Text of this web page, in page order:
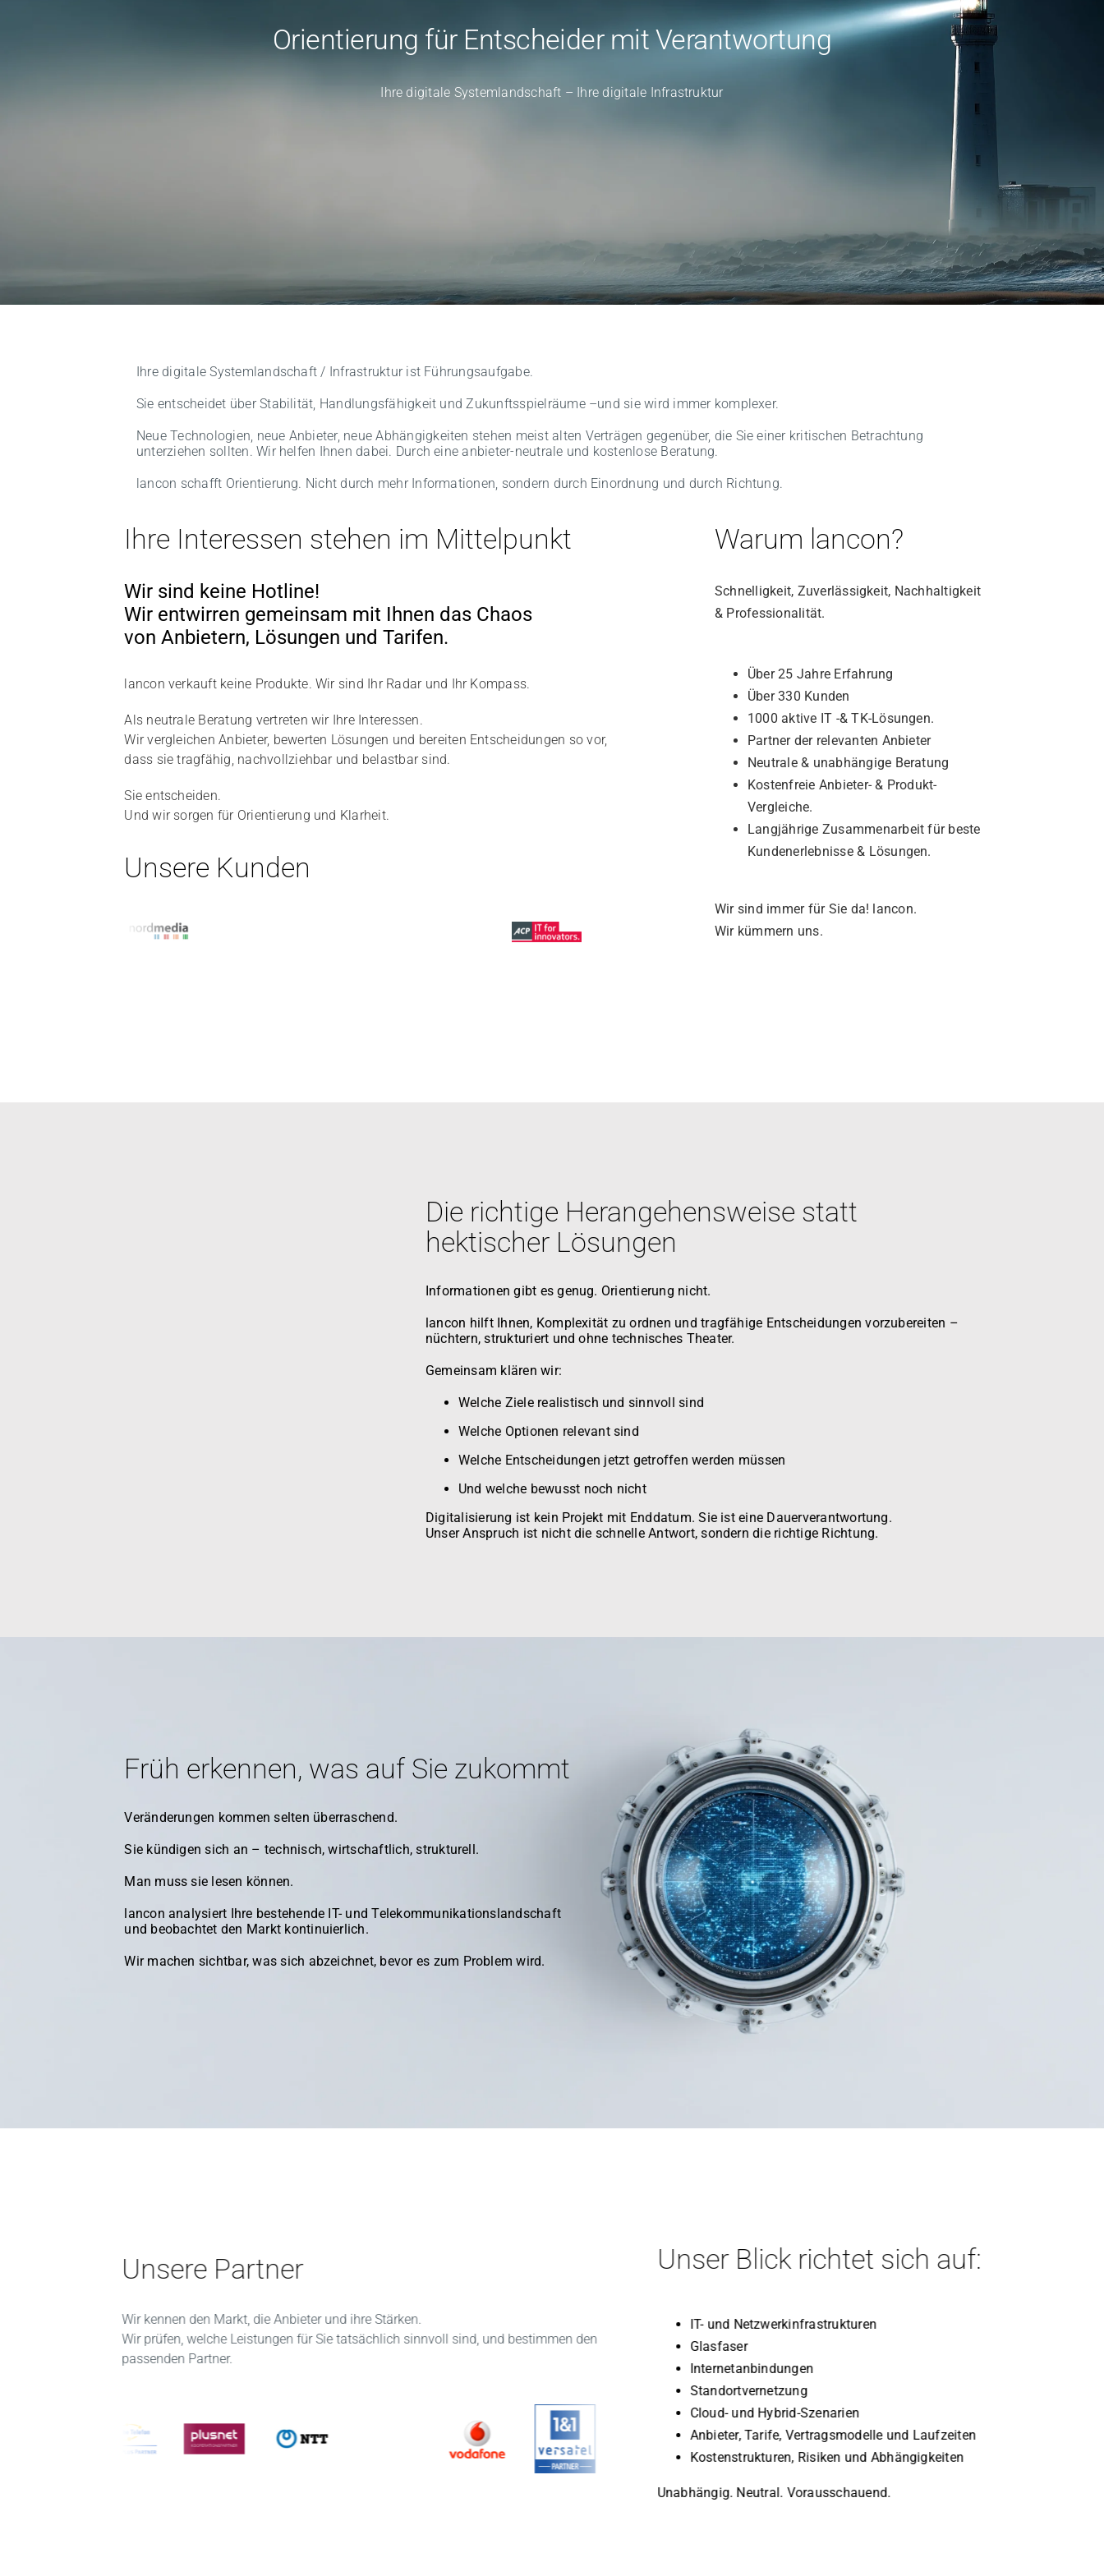
Orientierung für Entscheider mit Verantwortung
Ihre digitale Systemlandschaft – Ihre digitale Infrastruktur
Ihre digitale Systemlandschaft / Infrastruktur ist Führungsaufgabe.
Sie entscheidet über Stabilität, Handlungsfähigkeit und Zukunftsspielräume –und sie wird immer komplexer.
Neue Technologien, neue Anbieter, neue Abhängigkeiten stehen meist alten Verträgen gegenüber, die Sie einer kritischen Betrachtung
unterziehen sollten. Wir helfen Ihnen dabei. Durch eine anbieter-neutrale und kostenlose Beratung.
lancon schafft Orientierung. Nicht durch mehr Informationen, sondern durch Einordnung und durch Richtung.
Ihre Interessen stehen im Mittelpunkt
Wir sind keine Hotline!
Wir entwirren gemeinsam mit Ihnen das Chaos
von Anbietern, Lösungen und Tarifen.
lancon verkauft keine Produkte. Wir sind Ihr Radar und Ihr Kompass.
Als neutrale Beratung vertreten wir Ihre Interessen.
Wir vergleichen Anbieter, bewerten Lösungen und bereiten Entscheidungen so vor,
dass sie tragfähig, nachvollziehbar und belastbar sind.
Sie entscheiden.
Und wir sorgen für Orientierung und Klarheit.
Unsere Kunden
Warum lancon?
Schnelligkeit, Zuverlässigkeit, Nachhaltigkeit
& Professionalität.
Über 25 Jahre Erfahrung
Über 330 Kunden
1000 aktive IT -& TK-Lösungen.
Partner der relevanten Anbieter
Neutrale & unabhängige Beratung
Kostenfreie Anbieter- & Produkt-
Vergleiche.
Langjährige Zusammenarbeit für beste
Kundenerlebnisse & Lösungen.
Wir sind immer für Sie da! lancon.
Wir kümmern uns.
Die richtige Herangehensweise statt
hektischer Lösungen
Informationen gibt es genug. Orientierung nicht.
lancon hilft Ihnen, Komplexität zu ordnen und tragfähige Entscheidungen vorzubereiten –
nüchtern, strukturiert und ohne technisches Theater.
Gemeinsam klären wir:
Welche Ziele realistisch und sinnvoll sind
Welche Optionen relevant sind
Welche Entscheidungen jetzt getroffen werden müssen
Und welche bewusst noch nicht
Digitalisierung ist kein Projekt mit Enddatum. Sie ist eine Dauerverantwortung.
Unser Anspruch ist nicht die schnelle Antwort, sondern die richtige Richtung.
Früh erkennen, was auf Sie zukommt
Veränderungen kommen selten überraschend.
Sie kündigen sich an – technisch, wirtschaftlich, strukturell.
Man muss sie lesen können.
lancon analysiert Ihre bestehende IT- und Telekommunikationslandschaft
und beobachtet den Markt kontinuierlich.
Wir machen sichtbar, was sich abzeichnet, bevor es zum Problem wird.
Unsere Partner
Wir kennen den Markt, die Anbieter und ihre Stärken.
Wir prüfen, welche Leistungen für Sie tatsächlich sinnvoll sind, und bestimmen den
passenden Partner.
Unser Blick richtet sich auf:
IT- und Netzwerkinfrastrukturen
Glasfaser
Internetanbindungen
Standortvernetzung
Cloud- und Hybrid-Szenarien
Anbieter, Tarife, Vertragsmodelle und Laufzeiten
Kostenstrukturen, Risiken und Abhängigkeiten
Unabhängig. Neutral. Vorausschauend.